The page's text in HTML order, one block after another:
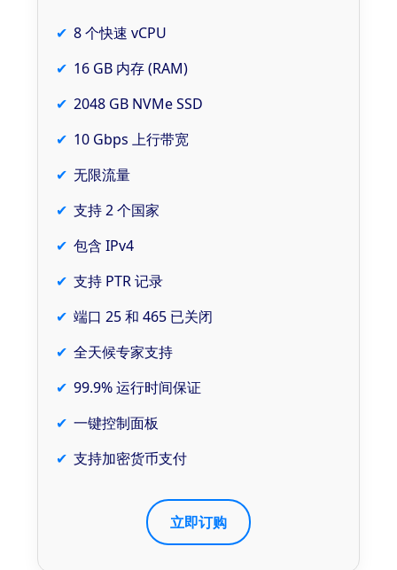
8 个快速 vCPU
16 GB 内存 (RAM)
2048 GB NVMe SSD
10 Gbps 上行带宽
无限流量
支持 2 个国家
包含 IPv4
支持 PTR 记录
端口 25 和 465 已关闭
全天候专家支持
99.9% 运行时间保证
一键控制面板
支持加密货币支付
立即订购